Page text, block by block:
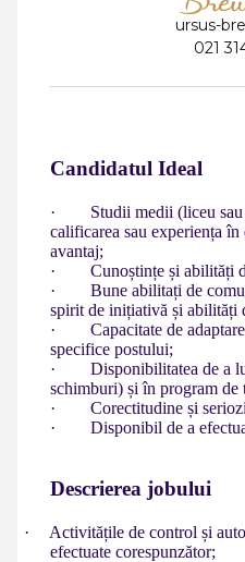
ursus-
021
Candidatul Ideal
· Studii medii (liceu sau
calificarea sau experiența
avantaj;
· Cunoștințe și abilități
· Bune abilitați de
spirit de inițiativă și abilități
· Capacitate de adaptare
specifice postului;
· Disponibilitatea de a
schimburi) și în program de
· Corectitudine și
· Disponibil de a efectua
Descrierea jobului
·
Activitățile de control și
efectuate corespunzător;